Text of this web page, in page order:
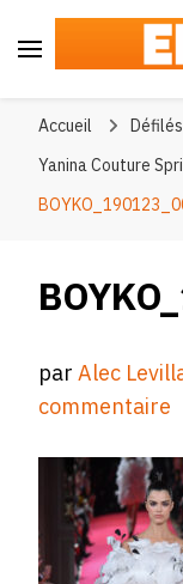
Accueil
Défilés
Yanina Couture
parAlec
commentaire